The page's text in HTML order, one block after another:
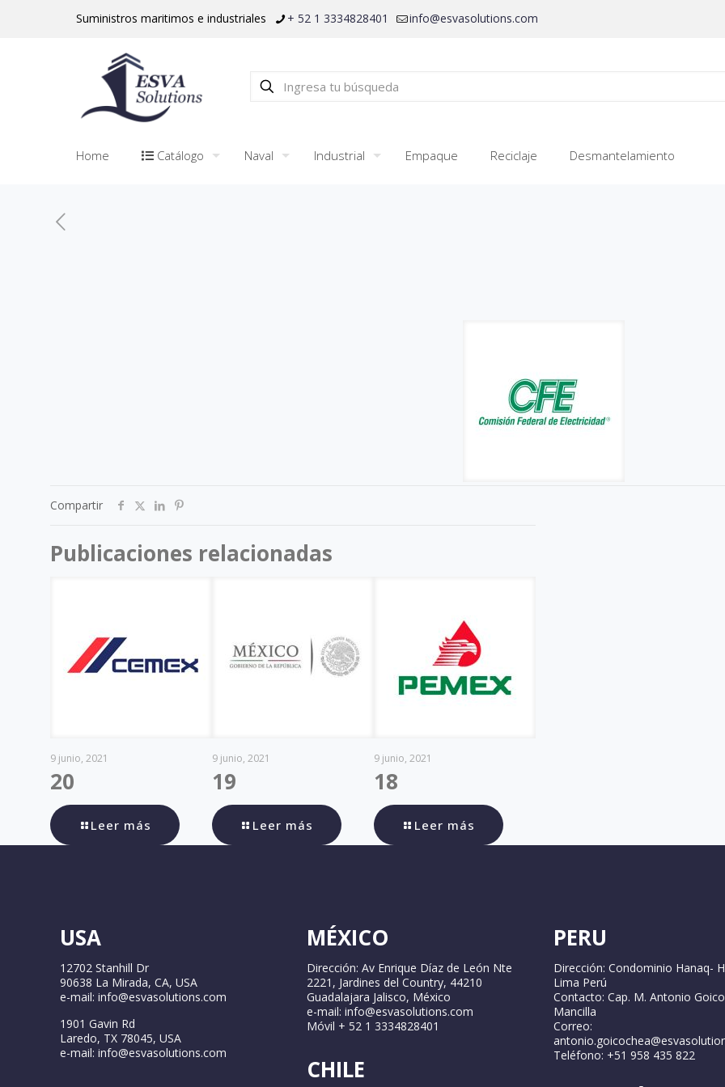
Suministros maritimos e industriales + 52 1 3334828401 info@esvasolutions.com
Home Catálogo Naval Industrial Empaque Reciclaje Desmantelamiento
Compartir
Publicaciones relacionadas
9 junio, 2021
20
Leer más
9 junio, 2021
19
Leer más
9 junio, 2021
18
Leer más
USA
12702 Stanhill Dr
90638 La Mirada, CA, USA
e-mail: info@esvasolutions.com
1901 Gavin Rd
Laredo, TX 78045, USA
e-mail: info@esvasolutions.com
MÉXICO
Dirección: Av Enrique Díaz de León Nte
2221, Jardines del Country, 44210
Guadalajara Jalisco, México
e-mail: info@esvasolutions.com
Móvil + 52 1 3334828401
CHILE
PERU
Dirección: Condominio Hanaq-
Lima Perú
Contacto: Cap. M. Antonio
Mancilla
Correo:
Teléfono: +51 958 435 822